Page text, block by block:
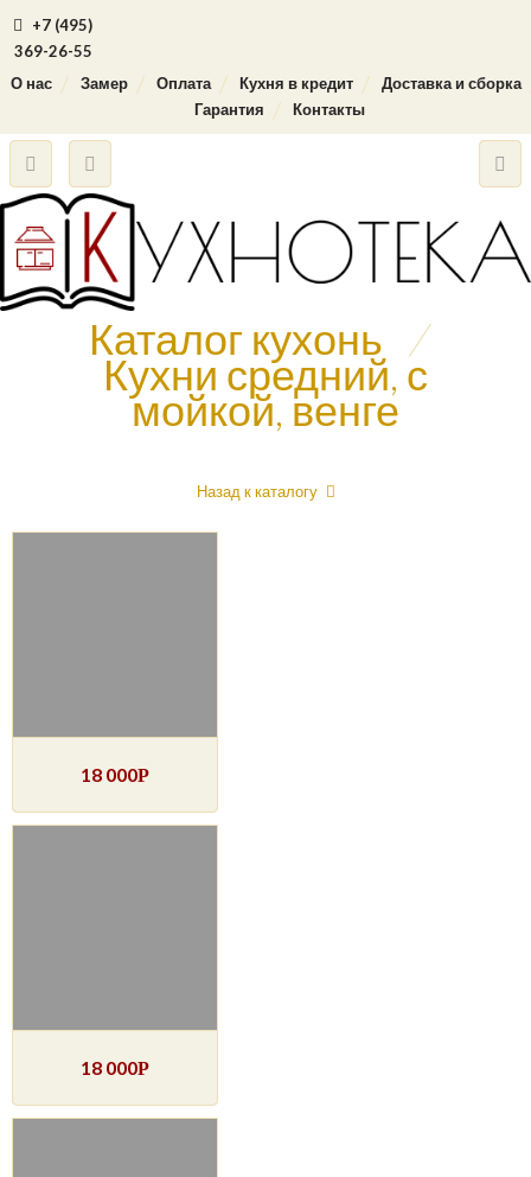
+7 (495)
369-26-55
О нас
Замер Оплата Кухня в кредит
Доставка и сборка
Гарантия
Контакты
Каталог кухонь /
Кухни средний, с
мойкой, венге
Назад к каталогу
18 000Р
18 000Р